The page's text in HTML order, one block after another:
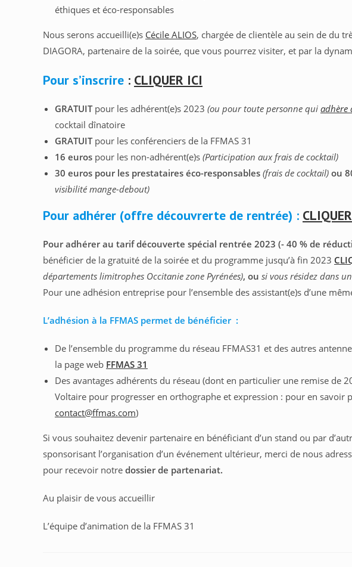
éthiques et éco-responsables
Nous serons accueilli(e)s Cécile ALIOS, chargée de clientèle au sein de du
DIAGORA, partenaire de la soirée, que vous pourrez visiter, et par la
Pour s’inscrire : CLIQUER ICI
GRATUITpour les adhérent(e)s 2023 (ou pour toute personne qui adhère
cocktail dînatoire
GRATUITpour les conférenciers de la FFMAS 31
16 euros pour les non-adhérent(e)s (Participation aux frais de cocktail)
30 euros pour les prestataires éco-responsables (frais de cocktail) ou
visibilité mange-debout)
Pour adhérer (offre découvrerte de rentrée) :
Pour adhérer au tarif découverte spécial rentrée 2023 (- 40 % de
bénéficier de la gratuité de la soirée et du programme jusqu’à fin 2023
départements limitrophes Occitanie zone Pyrénées), ou si vous résidez dans
Pour une adhésion entreprise pour l’ensemble des assistant(e)s d’une
L’adhésion à la FFMAS permet de bénéficier :
De l’ensemble du programme du réseau FFMAS31 et des autres
la page web FFMAS 31
Des avantages adhérents du réseau (dont en particulier une remise de
Voltaire pour progresser en orthographe et expression : pour en savoir
contact@ffmas.com)
Si vous souhaitez devenir partenaire en bénéficiant d’un stand ou par
sponsorisant l’organisation d’un événement ultérieur, merci de nous
pour recevoir notre dossier de partenariat.
Au plaisir de vous accueillir
L’équipe d’animation de la FFMAS 31